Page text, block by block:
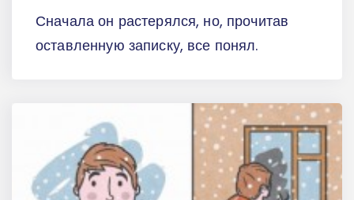
Сначала он растерялся, но, прочитав
оставленную записку, все понял.